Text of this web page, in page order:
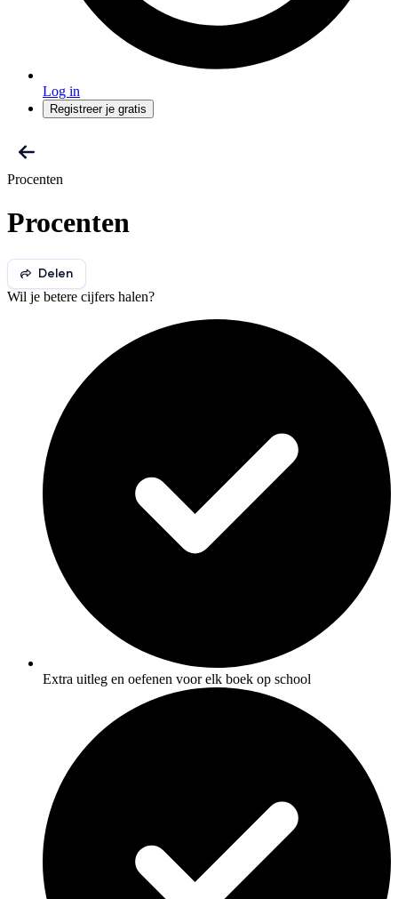
Log in
Registreer je gratis
Procenten
Procenten
Delen
Wil je betere cijfers halen?
Extra uitleg en oefenen voor elk boek op school